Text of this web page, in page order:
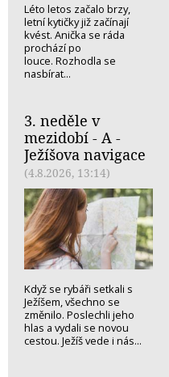
Léto letos začalo brzy,
letní kytičky již začínají
kvést. Anička se ráda
prochází po
louce. Rozhodla se
nasbírat...
3. neděle v
mezidobí - A -
Ježíšova navigace
(4.8.2026, 13:14)
Když se rybáři setkali s
Ježíšem, všechno se
změnilo. Poslechli jeho
hlas a vydali se novou
cestou. Ježíš vede i nás...